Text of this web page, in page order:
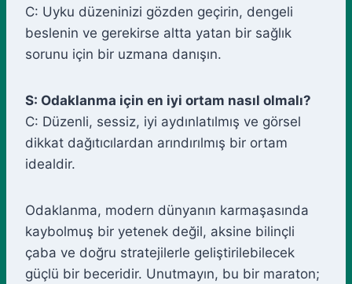
C: Uyku düzeninizi gözden geçirin, dengeli
beslenin ve gerekirse altta yatan bir sağlık
sorunu için bir uzmana danışın.
S: Odaklanma için en iyi ortam nasıl olmalı?
C: Düzenli, sessiz, iyi aydınlatılmış ve görsel
dikkat dağıtıcılardan arındırılmış bir ortam
idealdir.
Odaklanma, modern dünyanın karmaşasında
kaybolmuş bir yetenek değil, aksine bilinçli
çaba ve doğru stratejilerle geliştirilebilecek
güçlü bir beceridir. Unutmayın, bu bir maraton;